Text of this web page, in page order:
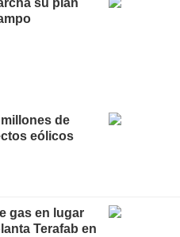
su plan
de
eólicos
gas en lugar
Terafab en